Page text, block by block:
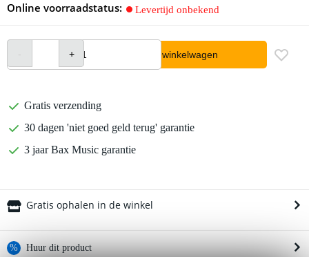
Online voorraadstatus: Levertijd onbekend
In winkelwagen
Gratis verzending
30 dagen 'niet goed geld terug' garantie
3 jaar Bax Music garantie
Gratis ophalen in de winkel
% Huur dit product